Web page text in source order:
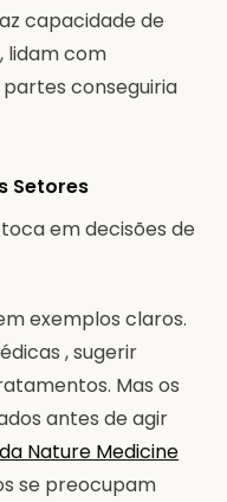
capacidade de
lidam com
conseguiria
Setores
em decisões de
exemplos claros.
, sugerir
Mas os
antes de agir
Nature Medicine
se preocupam